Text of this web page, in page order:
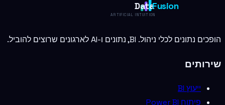
DataFusion
ARTIFICIAL INTUITION
הופכים נתונים לכלי ניהול. BI, נתונים ו-AI לארגונים שרוצים להוביל.
שירותים
ייעוץ BI
פיתוח Power BI